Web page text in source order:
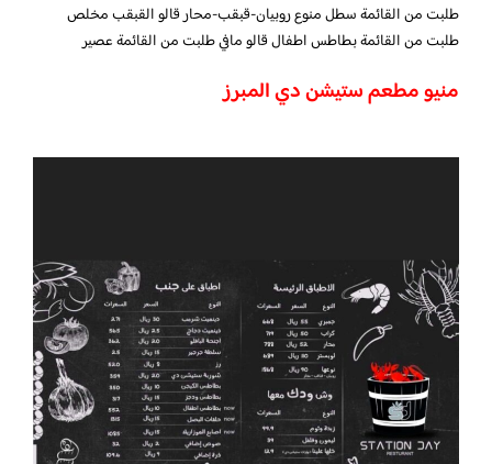
طلبت من القائمة سطل منوع روبيان-قبقب-محار قالو القبقب مخلص
طلبت من القائمة بطاطس اطفال قالو مافي طلبت من القائمة عصير
منيو مطعم ستيشن دي المبرز